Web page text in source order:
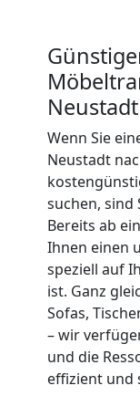
Wenn Sie
Neustadt
suchen, sind
Bereits ab
Ihnen einen
speziell auf
ist. Ganz
Sofas,
– wir
und die
effizient und
Wiener
Wiener